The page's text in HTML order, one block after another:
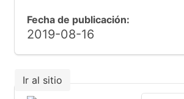
Fecha de publicación:
2019-08-16
Ir al sitio